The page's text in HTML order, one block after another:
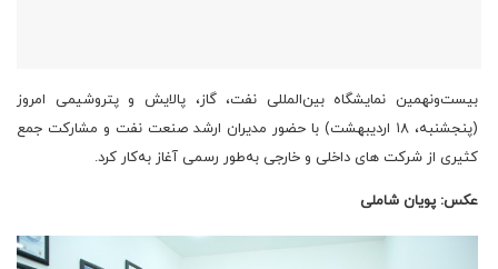
بیست‌ونهمین نمایشگاه بین‌المللی نفت، گاز، پالایش و پتروشیمی امروز
(پنجشنبه، ۱۸ اردیبهشت‌) با حضور مدیران ارشد صنعت نفت و مشارکت جمع
کثیری از شرکت های داخلی و خارجی به‌طور رسمی آغاز به‌کار کرد.
عکس: پویان شاملی